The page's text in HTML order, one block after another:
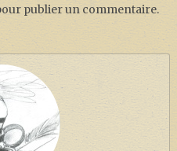
publier un commentaire.